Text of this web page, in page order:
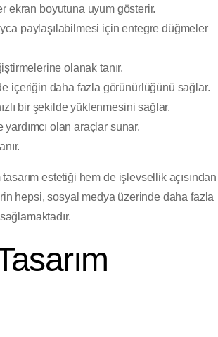
ekran boyutuna uyum gösterir.
paylaşılabilmesi için entegre düğmeler
olanak tanır.
içeriğin daha fazla görünürlüğünü sağlar.
bir şekilde yüklenmesini sağlar.
olan araçlar sunar.
estetiği hem de işlevsellik açısından
hepsi, sosyal medya üzerinde daha fazla